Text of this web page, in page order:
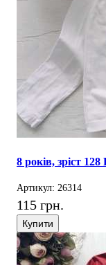
8 років, зріст
Артикул: 26314
115 грн.
Купити